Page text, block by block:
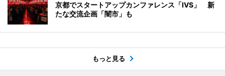
京都でスタートアップカンファレンス「IVS」 新
たな交流企画「闇市」も
もっと見る